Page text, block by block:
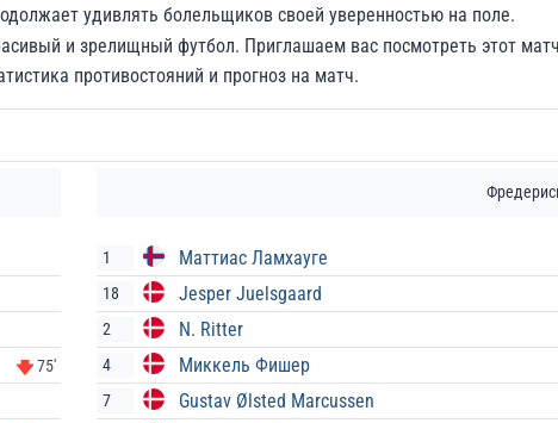
удивлять болельщиков своей уверенностью на поле.
и зрелищный футбол. Приглашаем вас посмотреть этот
противостояний и прогноз на матч.
75'
1 Маттиас Ламхауге
18 Jesper Juelsgaard
2 N. Ritter
4 Миккель Фишер
7 Gustav Ølsted Marcussen